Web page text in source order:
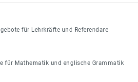
für Lehrkräfte und Referendare
für Mathematik und englische Grammatik